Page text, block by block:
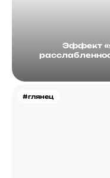
Эффект
#глянец